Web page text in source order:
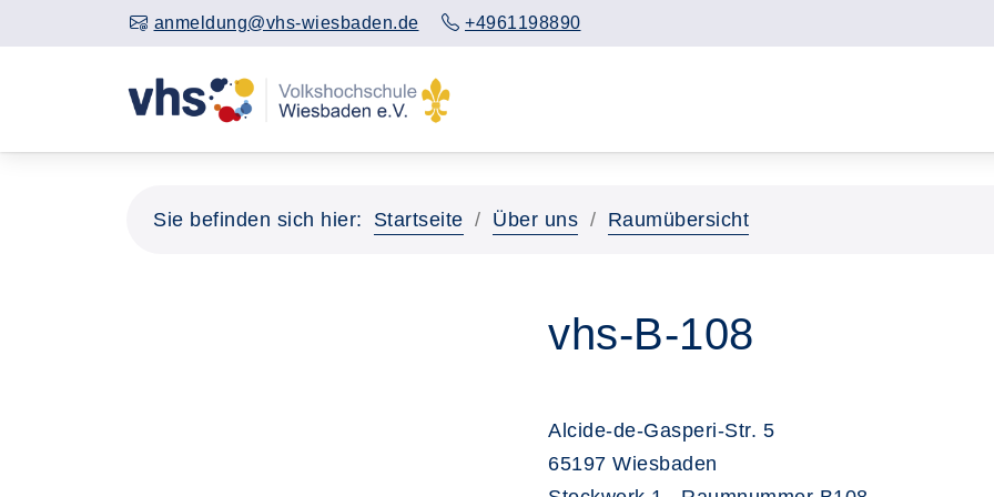
anmeldung@vhs-wiesbaden.de +4961198890
Sie befinden sich hier: Startseite Über uns Raumübersicht
vhs-B-108
Alcide-de-Gasperi-Str. 5
65197 Wiesbaden